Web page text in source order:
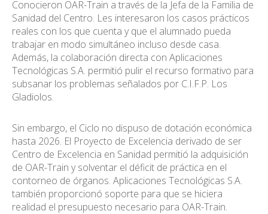
Conocieron OAR-Train a través de la Jefa de la Familia de
Sanidad del Centro. Les interesaron los casos prácticos
reales con los que cuenta y que el alumnado pueda
trabajar en modo simultáneo incluso desde casa.
Además, la colaboración directa con Aplicaciones
Tecnológicas S.A. permitió pulir el recurso formativo para
subsanar los problemas señalados por C.I.F.P. Los
Gladiolos.
Sin embargo, el Ciclo no dispuso de dotación económica
hasta 2026. El Proyecto de Excelencia derivado de ser
Centro de Excelencia en Sanidad permitió la adquisición
de OAR-Train y solventar el déficit de práctica en el
contorneo de órganos. Aplicaciones Tecnológicas S.A.
también proporcionó soporte para que se hiciera
realidad el presupuesto necesario para OAR-Train.